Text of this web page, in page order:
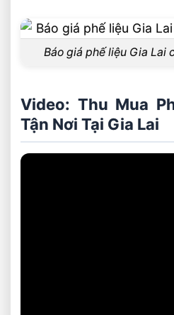
Báo giá phế liệu Gia Lai
Video: Thu Mua
Tận Nơi Tại Gia Lai